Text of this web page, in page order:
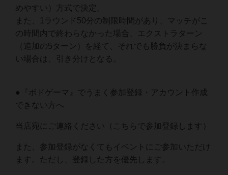
めやすい）方式で決定。
また、1ラウンド50分の制限時間があり、マッチがこ
の時間内で終わらなかった場合、エクストラターン
（追加の5ターン）を経て、それでも勝負が決まらな
い場合は、引き分けとなる。
●『ボドゲーマ』でうまく参加登録・アカウント作成
できない方へ
当店宛にご連絡ください（こちらで参加登録します）
また、参加登録がなくてもイベントにご参加いただけ
ます。ただし、登録した方を優先します。